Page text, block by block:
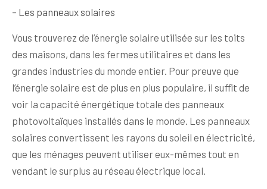
– Les panneaux solaires
Vous trouverez de l’énergie solaire utilisée sur les toits
des maisons, dans les fermes utilitaires et dans les
grandes industries du monde entier. Pour preuve que
l’énergie solaire est de plus en plus populaire, il suffit de
voir la capacité énergétique totale des panneaux
photovoltaïques installés dans le monde. Les panneaux
solaires convertissent les rayons du soleil en électricité,
que les ménages peuvent utiliser eux-mêmes tout en
vendant le surplus au réseau électrique local.